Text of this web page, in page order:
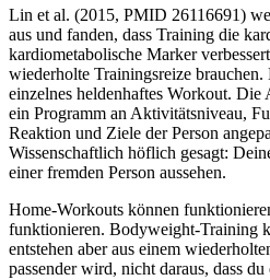
Lin et al. (2015, PMID 26116691)
aus und fanden, dass Training die
kardiometabolische Marker
wiederholte Trainingsreize
einzelnes heldenhaftes Workout.
ein Programm an Aktivitätsniveau,
Reaktion und Ziele der Person
Wissenschaftlich höflich gesagt:
einer fremden Person aussehen.
Home-Workouts können
funktionieren. Bodyweight-Training
entstehen aber aus einem
passender wird, nicht daraus, dass